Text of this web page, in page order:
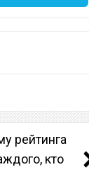
рейтинга
кто